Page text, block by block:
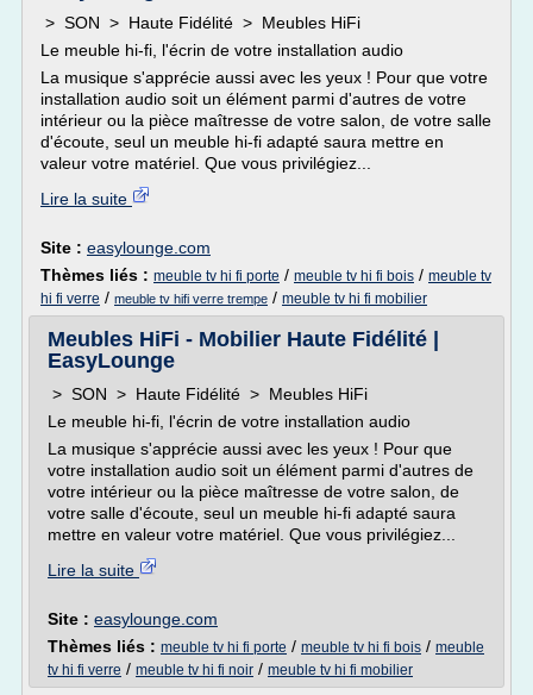
> SON > Haute Fidélité > Meubles HiFi
Le meuble hi-fi, l'écrin de votre installation audio
La musique s'apprécie aussi avec les yeux ! Pour que votre
installation audio soit un élément parmi d'autres de votre
intérieur ou la pièce maîtresse de votre salon, de votre salle
d'écoute, seul un meuble hi-fi adapté saura mettre en
valeur votre matériel. Que vous privilégiez...
Lire la suite
Site : easylounge.com
Thèmes liés : meuble tv hi fi porte / meuble tv hi fi bois / meuble tv
hi fi verre / meuble tv hifi verre trempe / meuble tv hi fi mobilier
Meubles HiFi - Mobilier Haute Fidélité |
EasyLounge
> SON > Haute Fidélité > Meubles HiFi
Le meuble hi-fi, l'écrin de votre installation audio
La musique s'apprécie aussi avec les yeux ! Pour que
votre installation audio soit un élément parmi d'autres de
votre intérieur ou la pièce maîtresse de votre salon, de
votre salle d'écoute, seul un meuble hi-fi adapté saura
mettre en valeur votre matériel. Que vous privilégiez...
Lire la suite
Site : easylounge.com
Thèmes liés : meuble tv hi fi porte / meuble tv hi fi bois / meuble
tv hi fi verre / meuble tv hi fi noir / meuble tv hi fi mobilier